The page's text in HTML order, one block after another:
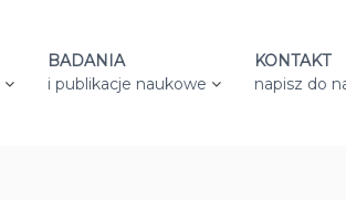
BADANIA
i publikacje naukowe
KONTAKT
napisz do